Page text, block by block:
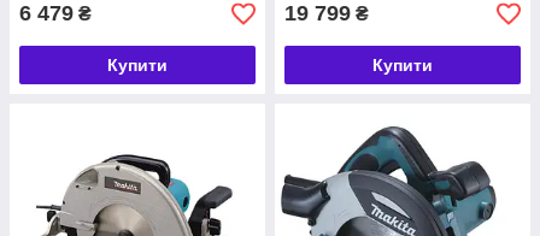
6 479 ₴
Купити
19 799 ₴
Купити